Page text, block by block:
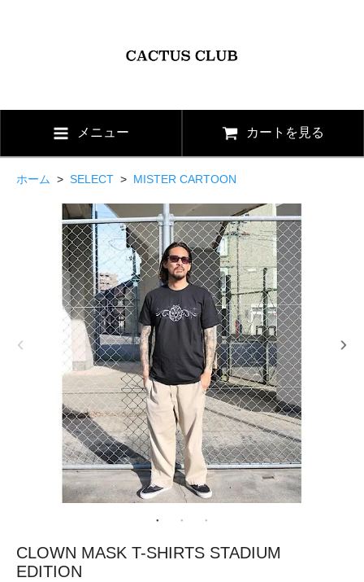
メニュー カートを見る
ホーム > SELECT > MISTER CARTOON
CLOWN MASK T-SHIRTS STADIUM
EDITION